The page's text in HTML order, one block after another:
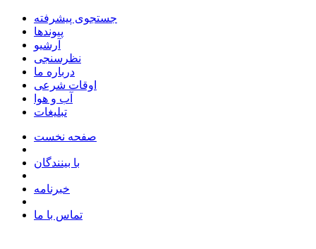
جستجوی پیشرفته
پیوندها
آرشیو
نظرسنجی
درباره ما
اوقات شرعی
آب و هوا
تبلیغات
صفحه نخست
با بینندگان
خبرنامه
تماس با ما